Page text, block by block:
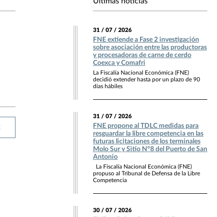
31 / 07 / 2026
FNE extiende a Fase 2 investigación
sobre asociación entre las productoras
y procesadoras de carne de cerdo
Coexca y Comafri
La Fiscalía Nacional Económica (FNE)
decidió extender hasta por un plazo de 90
días hábiles
31 / 07 / 2026
FNE propone al TDLC medidas para
resguardar la libre competencia en las
futuras licitaciones de los terminales
Molo Sur y Sitio N°8 del Puerto de San
Antonio
La Fiscalía Nacional Económica (FNE)
propuso al Tribunal de Defensa de la Libre
Competencia
30 / 07 / 2026